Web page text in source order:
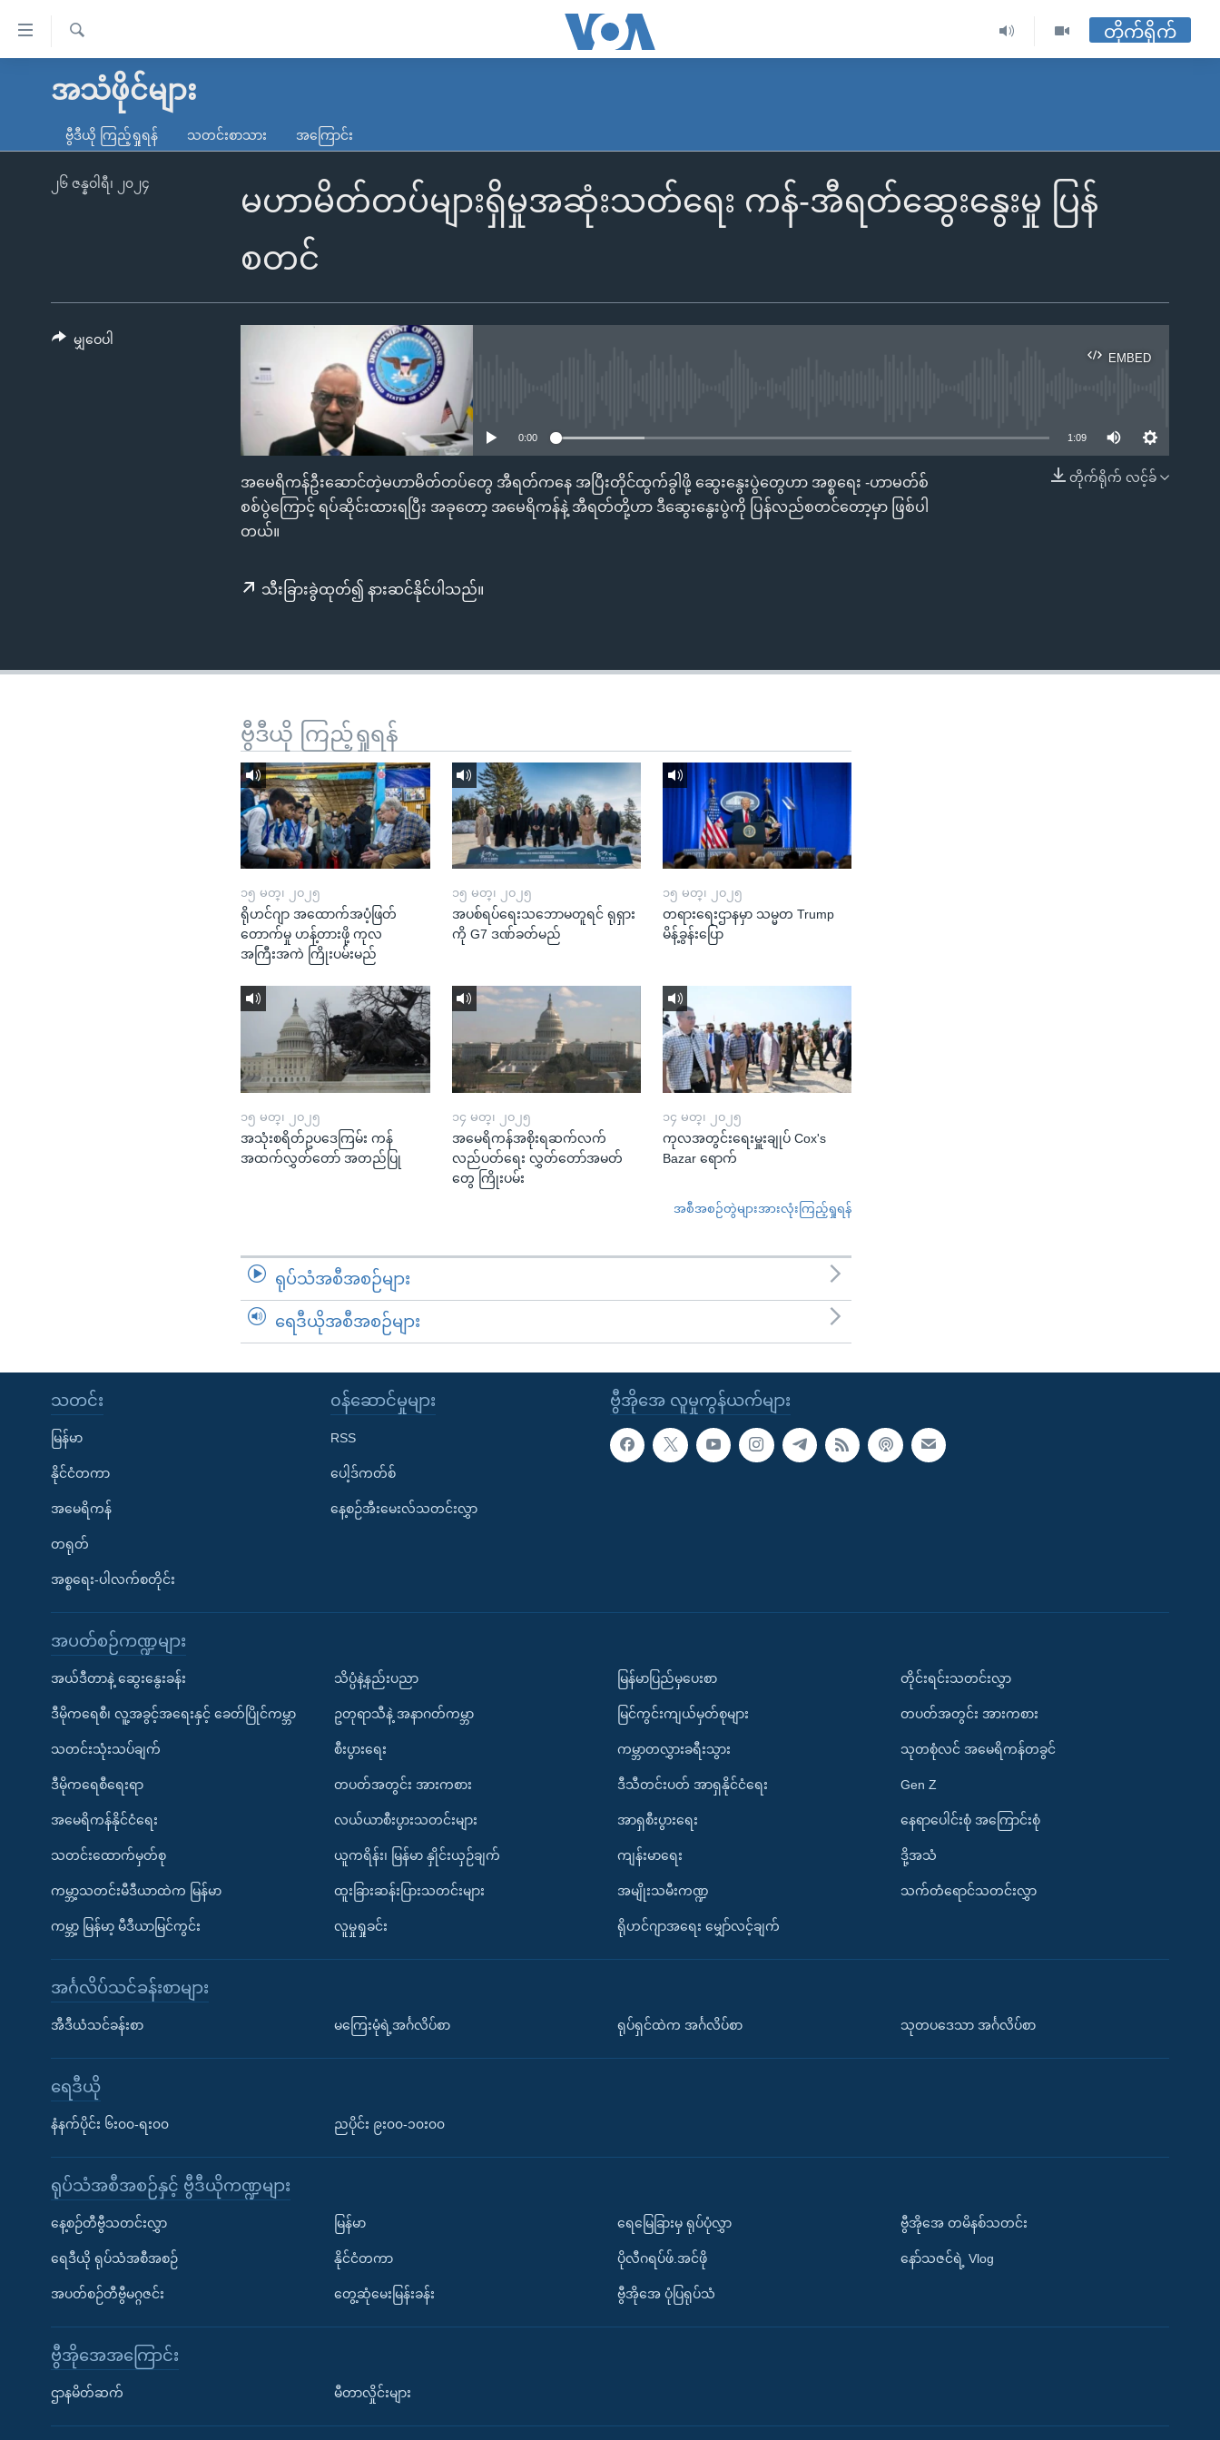
လွယ်ကူ
သည့်
မူလစာမျက်နှာ
ကမ္ဘာ့သတင်းများ
နိုင်ငံတကာ
မကြေးမုံရဲ့ အင်္ဂလိပ်စာ
ရေဒီယို
ရေဒီယိုနှင့်ရုပ်သံ အချက်အလက်များ
ရ
တိုက်ရိုက်
အသံဖိုင်များ
ဗွီဒီယို ကြည့်ရှုရန် သတင်းစာသား အကြောင်း
မဟာမိတ်တပ်များရှိမှုအဆုံးသတ်ရေး ကန်-အီရတ်ဆွေးနွေးမှု ပြန်
စတင်
၂၆ ဇန္နဝါရီ၊ ၂၀၂၄
EMBED
EMBED
0:00 1:09
တိုက်ရိုက် လင့်ခ်
အမေရိကန်ဦးဆောင်တဲ့မဟာမိတ်တပ်တွေ အီရတ်ကနေ အပြီးတိုင်ထွက်ခွါဖို့ ဆွေးနွေးပွဲတွေဟာ အစ္စရေး -ဟာမတ်စ်
စစ်ပွဲကြောင့် ရပ်ဆိုင်းထားရပြီး အခုတော့ အမေရိကန်နဲ့ အီရတ်တို့ဟာ ဒီဆွေးနွေးပွဲကို ပြန်လည်စတင်တော့မှာ ဖြစ်ပါ
တယ်။
သီးခြားခွဲထုတ်၍ နားဆင်နိုင်ပါသည်။
မျှဝေပါ
ဗွီဒီယို ကြည့်ရှုရန်
၁၅ မတ္၊ ၂၀၂၅
ရိုဟင်ဂျာ အထောက်အပံ့ဖြတ်
တောက်မှု ဟန့်တားဖို့ ကုလ
အကြီးအကဲ ကြိုးပမ်းမည်
၁၅ မတ္၊ ၂၀၂၅
အပစ်ရပ်ရေးသဘောမတူရင် ရုရှား
ကို G7 ဒဏ်ခတ်မည်
၁၅ မတ္၊ ၂၀၂၅
တရားရေးဌာနမှာ သမ္မတ Trump
မိန့်ခွန်းပြော
၁၅ မတ္၊ ၂၀၂၅
အသုံးစရိတ်ဥပဒေကြမ်း ကန်
အထက်လွှတ်တော် အတည်ပြု
၁၄ မတ္၊ ၂၀၂၅
အမေရိကန်အစိုးရဆက်လက်
လည်ပတ်ရေး လွှတ်တော်အမတ်
တွေ ကြိုးပမ်း
၁၄ မတ္၊ ၂၀၂၅
ကုလအတွင်းရေးမှူးချုပ် Cox's
Bazar ရောက်
အစီအစဉ်တွဲများအားလုံးကြည့်ရှုရန်
ရုပ်သံအစီအစဉ်များ
ရေဒီယိုအစီအစဉ်များ
ဗွီအိုအေ လူမှုကွန်ယက်များ
သတင်း
မြန်မာ
နိုင်ငံတကာ
အမေရိကန်
တရုတ်
အစ္စရေး-ပါလက်စတိုင်း
၀န်ဆောင်မှုများ
RSS
ပေါ့ဒ်ကတ်စ်
နေ့စဉ်အီးမေးလ်သတင်းလွှာ
အပတ်စဉ်ကဏ္ဍများ
အယ်ဒီတာနဲ့ ဆွေးနွေးခန်း
ဒီမိုကရေစီ၊ လူ့အခွင့်အရေးနှင့် ခေတ်ပြိုင်ကမ္ဘာ
သတင်းသုံးသပ်ချက်
ဒီမိုကရေစီရေးရာ
အမေရိကန်နိုင်ငံရေး
သတင်းထောက်မှတ်စု
ကမ္ဘာ့သတင်းမီဒီယာထဲက မြန်မာ
ကမ္ဘာ့ မြန်မာ့ မီဒီယာမြင်ကွင်း
သိပ္ပံနဲ့နည်းပညာ
ဥတုရာသီနဲ့ အနာဂတ်ကမ္ဘာ
စီးပွားရေး
တပတ်အတွင်း အားကစား
လယ်ယာစီးပွားသတင်းများ
ယူကရိန်း၊ မြန်မာ နှိုင်းယှဉ်ချက်
ထူးခြားဆန်းပြားသတင်းများ
လူမှုရှုခင်း
မြန်မာပြည်မှပေးစာ
မြင်ကွင်းကျယ်မှတ်စုများ
ကမ္ဘာတလွှားခရီးသွား
ဒီသီတင်းပတ် အာရှနိုင်ငံရေး
အာရှစီးပွားရေး
ကျန်းမာရေး
အမျိုးသမီးကဏ္ဍ
ရိုဟင်ဂျာအရေး မျှော်လင့်ချက်
တိုင်းရင်းသတင်းလွှာ
တပတ်အတွင်း အားကစား
သုတစုံလင် အမေရိကန်တခွင်
Gen Z
နေရာပေါင်းစုံ အကြောင်းစုံ
ဒို့အသံ
သက်တံရောင်သတင်းလွှာ
အင်္ဂလိပ်သင်ခန်းစာများ
အီဒီယံသင်ခန်းစာ မကြေးမုံရဲ့အင်္ဂလိပ်စာ ရုပ်ရှင်ထဲက အင်္ဂလိပ်စာ သုတပဒေသာ အင်္ဂလိပ်စာ
ရေဒီယို
နံနက်ပိုင်း ၆း၀၀-ရး၀၀ ညပိုင်း ၉း၀၀-၁၀း၀၀
ရုပ်သံအစီအစဉ်နှင့် ဗွီဒီယိုကဏ္ဍများ
နေ့စဉ်တီဗွီသတင်းလွှာ
ရေဒီယို ရုပ်သံအစီအစဉ်
အပတ်စဉ်တီဗွီမဂ္ဂဇင်း
မြန်မာ
နိုင်ငံတကာ
တွေ့ဆုံမေးမြန်းခန်း
ရေမြေခြားမှ ရုပ်ပုံလွှာ
ပိုလီဂရပ်ဖ်.အင်ဖို
ဗွီအိုအေ ပုံပြရုပ်သံ
ဗွီအိုအေ တမိနစ်သတင်း
နော်သဇင်ရဲ့ Vlog
ဗွီအိုအေအကြောင်း
ဌာနမိတ်ဆက် မီတာလှိုင်းများ